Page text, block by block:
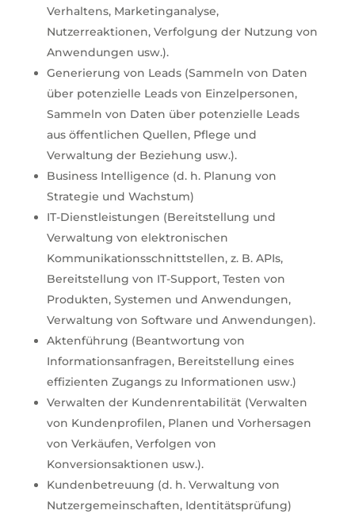
Verhaltens, Marketinganalyse,
Nutzerreaktionen, Verfolgung der Nutzung von
Anwendungen usw.).
Generierung von Leads (Sammeln von Daten
über potenzielle Leads von Einzelpersonen,
Sammeln von Daten über potenzielle Leads
aus öffentlichen Quellen, Pflege und
Verwaltung der Beziehung usw.).
Business Intelligence (d. h. Planung von
Strategie und Wachstum)
IT-Dienstleistungen (Bereitstellung und
Verwaltung von elektronischen
Kommunikationsschnittstellen, z. B. APIs,
Bereitstellung von IT-Support, Testen von
Produkten, Systemen und Anwendungen,
Verwaltung von Software und Anwendungen).
Aktenführung (Beantwortung von
Informationsanfragen, Bereitstellung eines
effizienten Zugangs zu Informationen usw.)
Verwalten der Kundenrentabilität (Verwalten
von Kundenprofilen, Planen und Vorhersagen
von Verkäufen, Verfolgen von
Konversionsaktionen usw.).
Kundenbetreuung (d. h. Verwaltung von
Nutzergemeinschaften, Identitätsprüfung)